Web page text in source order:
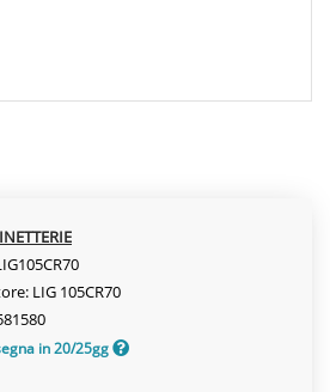
LIG 105CR70
in 20/25gg